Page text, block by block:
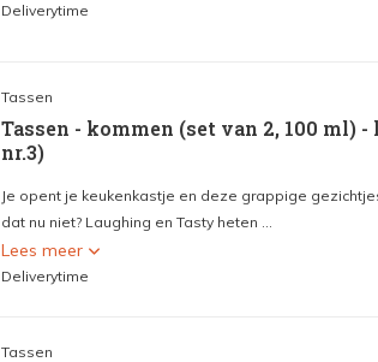
Deliverytime
Tassen
Tassen - kommen (set van 2, 100 ml)
nr.3)
Je opent je keukenkastje en deze grappige
dat nu niet? Laughing en Tasty heten ...
Lees meer
Deliverytime
Tassen